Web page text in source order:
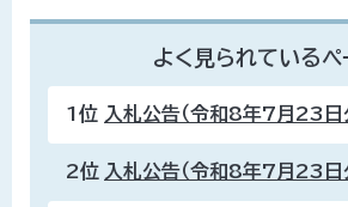
よく見られているペ
1位 入札公告（令和8年7月23日
2位 入札公告（令和8年7月23日